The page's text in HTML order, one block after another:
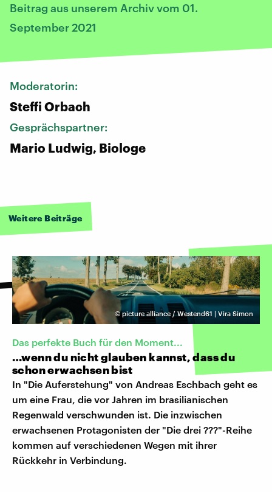
Beitrag aus unserem Archiv vom 01.
September 2021
Moderatorin:
Steffi Orbach
Gesprächspartner:
Mario Ludwig, Biologe
Weitere Beiträge
©picture alliance / Westend61 | Vira Simon
Das perfekte Buch für den Moment...
…wenn du nicht glauben kannst, dass du
schon erwachsen bist
In "Die Auferstehung" von Andreas Eschbach geht es
um eine Frau, die vor Jahren im brasilianischen
Regenwald verschwunden ist. Die inzwischen
erwachsenen Protagonisten der "Die drei ???"-Reihe
kommen auf verschiedenen Wegen mit ihrer
Rückkehr in Verbindung.